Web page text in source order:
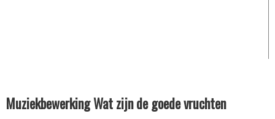
Muziekbewerking Wat zijn de goede vruchten